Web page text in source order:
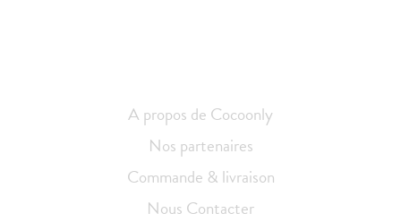
A propos de Cocoonly
Nos partenaires
Commande & livraison
Nous Contacter